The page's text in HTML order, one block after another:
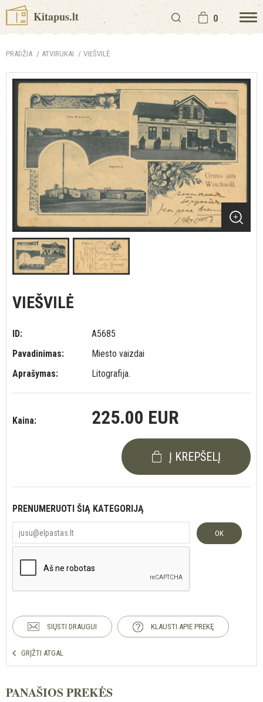
Kitapus.lt 0
PRADŽIA ATVIRUKAI VIEŠVILĖ
VIEŠVILĖ
ID:
A5685
Pavadinimas:
Miesto vaizdai
Aprašymas:
Litografija.
Kaina: 225.00 EUR
Į KREPŠELĮ
PRENUMERUOTI ŠIĄ KATEGORIJĄ
OK
SIŲSTI DRAUGUI KLAUSTI APIE PREKĘ
GRĮŽTI ATGAL
PANAŠIOS PREKĖS